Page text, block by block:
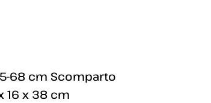
68 cm Scomparto
16 x 38 cm